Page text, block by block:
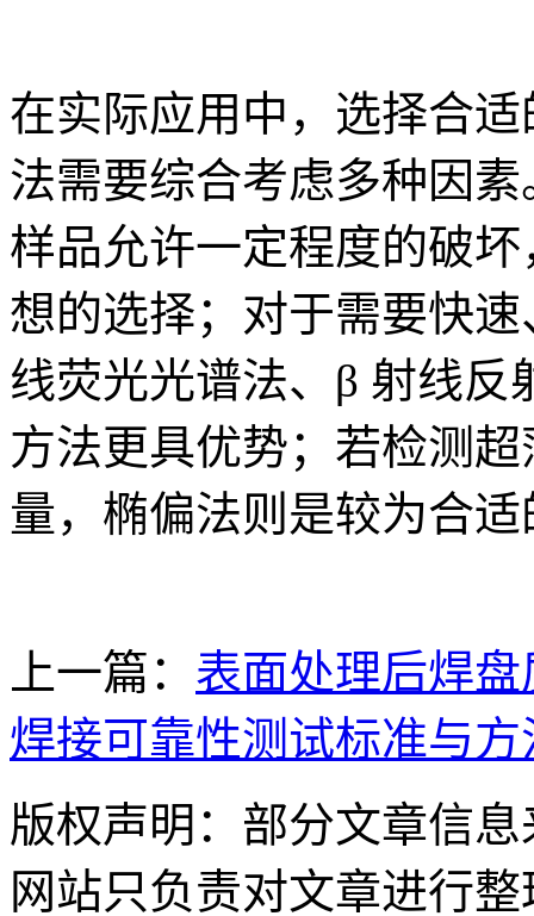
在实际应用中，选择合
法需要综合考虑多种因
样品允许一定程度的破
想的选择；对于需要快
线荧光光谱法、β 射线
方法更具优势；若检测
量，椭偏法则是较为合
上一篇： 表面处理后焊
焊接可靠性测试标准与方
版权声明：部分文章信
网站只负责对文章进行